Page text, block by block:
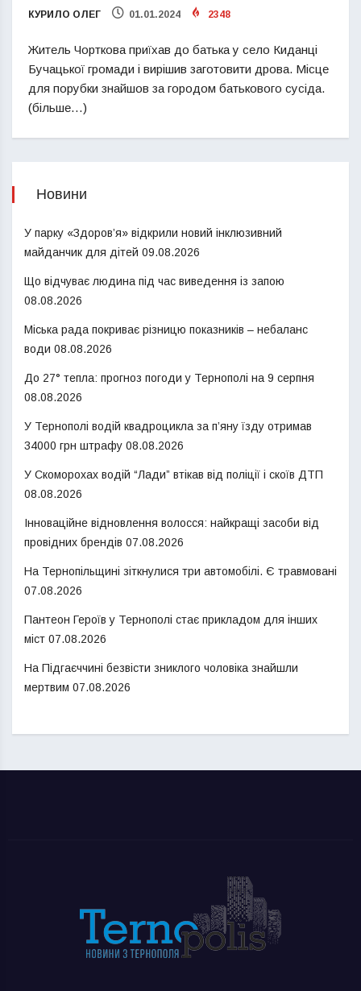
КУРИЛО ОЛЕГ 01.01.2024 2348
Житель Чорткова приїхав до батька у село Киданці
Бучацької громади і вирішив заготовити дрова. Місце
для порубки знайшов за городом батькового сусіда.
(більше…)
Новини
У парку «Здоров’я» відкрили новий інклюзивний
майданчик для дітей 09.08.2026
Що відчуває людина під час виведення із запою
08.08.2026
Міська рада покриває різницю показників – небаланс
води 08.08.2026
До 27° тепла: прогноз погоди у Тернополі на 9 серпня
08.08.2026
У Тернополі водій квадроцикла за п’яну їзду отримав
34000 грн штрафу 08.08.2026
У Скоморохах водій “Лади” втікав від поліції і скоїв ДТП
08.08.2026
Інноваційне відновлення волосся: найкращі засоби від
провідних брендів 07.08.2026
На Тернопільщині зіткнулися три автомобілі. Є травмовані
07.08.2026
Пантеон Героїв у Тернополі стає прикладом для інших
міст 07.08.2026
На Підгаєччині безвісти зниклого чоловіка знайшли
мертвим 07.08.2026